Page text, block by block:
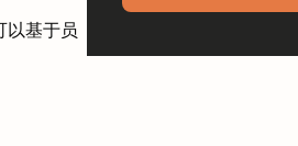
以基于员